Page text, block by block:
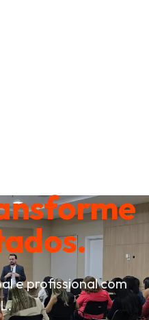
e profissional com